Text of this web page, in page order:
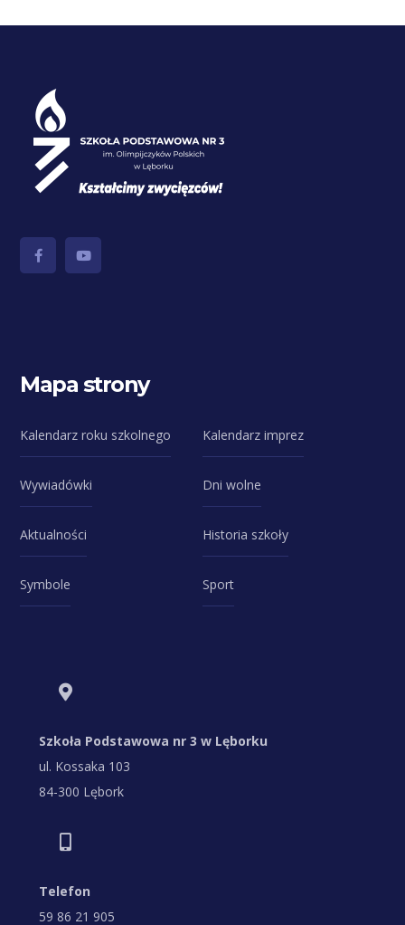
Mapa strony
Kalendarz roku szkolnego Kalendarz imprez
Wywiadówki Dni wolne
Aktualności Historia szkoły
Symbole Sport
Szkoła Podstawowa nr 3 w Lęborku
ul. Kossaka 103
84-300 Lębork
Telefon
59 86 21 905